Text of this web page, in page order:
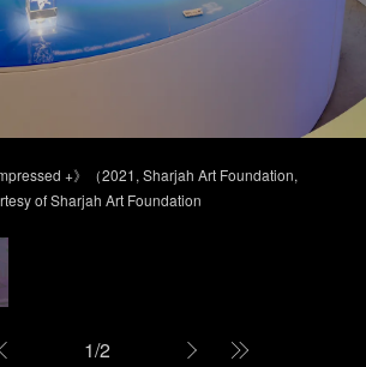
+》（2021, Sharjah Art Foundation,
of Sharjah Art Foundation
1/2